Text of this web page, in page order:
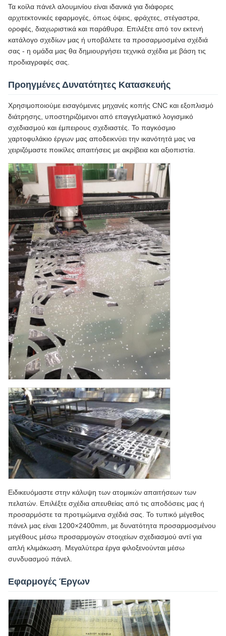
Τα κοίλα πάνελ αλουμινίου είναι ιδανικά για διάφορες
αρχιτεκτονικές εφαρμογές, όπως όψεις, φράχτες, στέγαστρα,
οροφές, διαχωριστικά και παράθυρα. Επιλέξτε από τον εκτενή
κατάλογο σχεδίων μας ή υποβάλετε τα προσαρμοσμένα σχέδιά
σας - η ομάδα μας θα δημιουργήσει τεχνικά σχέδια με βάση τις
προδιαγραφές σας.
Προηγμένες Δυνατότητες Κατασκευής
Χρησιμοποιούμε εισαγόμενες μηχανές κοπής CNC και εξοπλισμό
διάτρησης, υποστηριζόμενοι από επαγγελματικό λογισμικό
σχεδιασμού και έμπειρους σχεδιαστές. Το παγκόσμιο
χαρτοφυλάκιο έργων μας αποδεικνύει την ικανότητά μας να
χειριζόμαστε ποικίλες απαιτήσεις με ακρίβεια και αξιοπιστία.
Ειδικευόμαστε στην κάλυψη των ατομικών απαιτήσεων των
πελατών. Επιλέξτε σχέδια απευθείας από τις αποδόσεις μας ή
προσαρμόστε τα προτιμώμενα σχέδιά σας. Το τυπικό μέγεθος
πάνελ μας είναι 1200×2400mm, με δυνατότητα προσαρμοσμένου
μεγέθους μέσω προσαρμογών στοιχείων σχεδιασμού αντί για
απλή κλιμάκωση. Μεγαλύτερα έργα φιλοξενούνται μέσω
συνδυασμού πάνελ.
Εφαρμογές Έργων